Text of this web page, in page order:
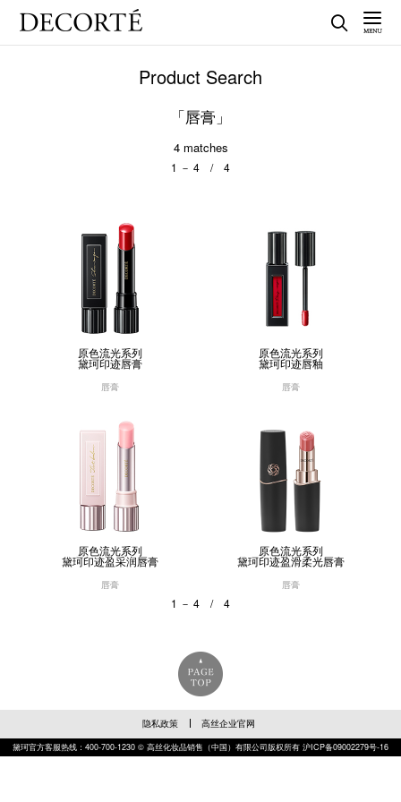
Product Search
「唇膏」
4matches
1 － 4 / 4
原色流光系列
黛珂印迹唇膏
唇膏
原色流光系列
黛珂印迹唇釉
唇膏
原色流光系列
黛珂印迹盈采润唇膏
唇膏
原色流光系列
黛珂印迹盈滑柔光唇膏
唇膏
1 － 4 / 4
隐私政策 高丝企业官网
黛珂官方客服热线：400-700-1230 © 高丝化妆品销售（中国）有限公司版权所有 沪ICP备09002279号-16